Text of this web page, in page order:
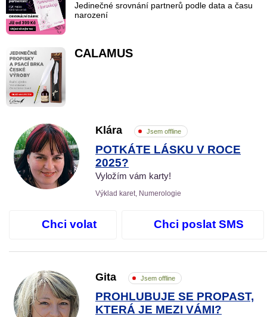
Jedinečné srovnání partnerů podle data a času
narození
CALAMUS
Klára Jsem offline
POTKÁTE LÁSKU V ROCE
2025?
Vyložím vám karty!
Výklad karet, Numerologie
Chci volat Chci poslat SMS
Gita Jsem offline
PROHLUBUJE SE PROPAST,
KTERÁ JE MEZI VÁMI?